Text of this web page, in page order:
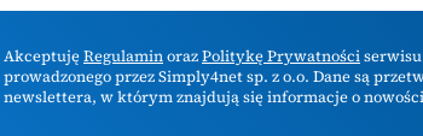
AkceptujęRegulaminorazPolitykę Prywatności
prowadzonego przez Simply4net sp. z o.o. Dane są
newslettera, w którym znajdują się informacje o